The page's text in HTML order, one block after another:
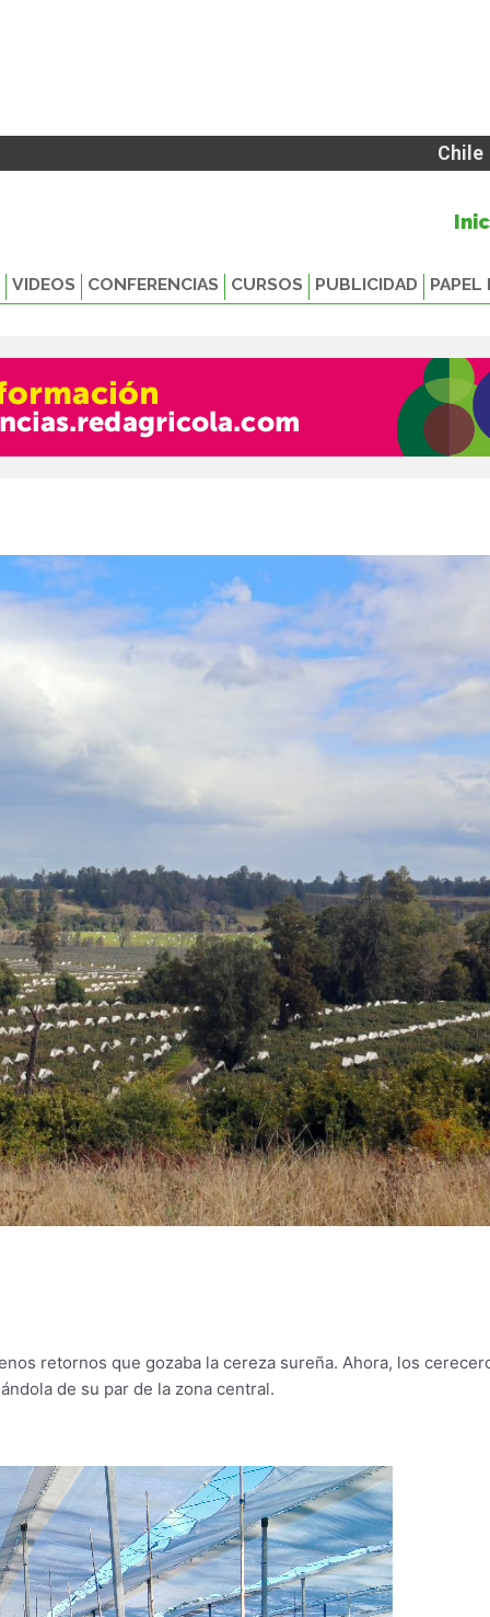
Chile
VIDEOS CONFERENCIAS CURSOS PUBLICIDAD PAPEL
retornos que gozaba la cereza sureña. Ahora, los
de su par de la zona central.